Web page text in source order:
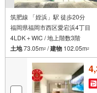
筑肥線 「姪浜」駅 徒歩20分
福岡県福岡市西区愛宕浜4丁目
4LDK＋WIC / 地上階数3階
土地73.05m2 /建物 102.05m2